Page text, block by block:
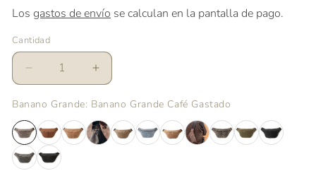
Los gastos de envío se calculan en la pantalla de pago.
Cantidad
Reducir
cantidad
para
Banano
Grande
Café
Gastado
Aumentar
cantidad
para
Banano
Grande
Café
Banano Grande: Banano Grande Café Gastado